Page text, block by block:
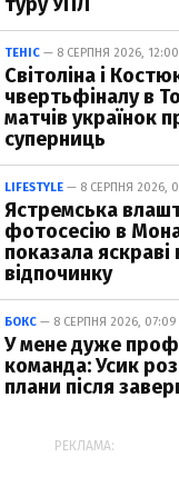
туру УПЛ
ТЕНІС — 8 СЕРПНЯ 2026, 12:00
Світоліна і
чвертьфіналу в
матчів українок
суперниць
LIFESTYLE — 8 СЕРПНЯ 2026,
Ястремська
фотосесію в
показала яскраві
відпочинку
БОКС — 8 СЕРПНЯ 2026, 07:09
У мене дуже
команда: Усик
плани після
РЕКЛАМА: